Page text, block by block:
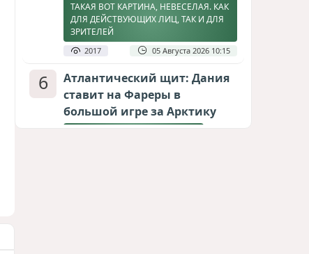
ТАКАЯ ВОТ КАРТИНА, НЕВЕСЕЛАЯ. КАК
ДЛЯ ДЕЙСТВУЮЩИХ ЛИЦ, ТАК И ДЛЯ
ЗРИТЕЛЕЙ
2017 05 Августа 2026 10:15
6
Атлантический щит: Дания
ставит на Фареры в
большой игре за Арктику